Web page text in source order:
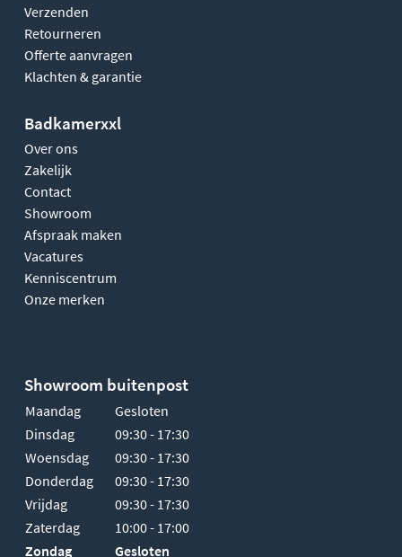
Verzenden
Retourneren
Offerte aanvragen
Klachten & garantie
Badkamerxxl
Over ons
Zakelijk
Contact
Showroom
Afspraak maken
Vacatures
Kenniscentrum
Onze merken
Showroom buitenpost
Maandag
Gesloten
Dinsdag
09:30 - 17:30
Woensdag
09:30 - 17:30
Donderdag
09:30 - 17:30
Vrijdag
09:30 - 17:30
Zaterdag
10:00 - 17:00
Zondag
Gesloten